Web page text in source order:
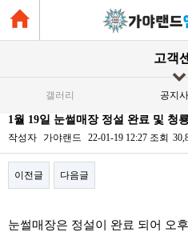
고객
갤러리 공지
1월 19일 눈썰매장 정설 완료 및 청
작성자 가야랜드 22-01-19 12:27 조회
이전글 다음글
눈썰매장은 정설이 완료 되어 오